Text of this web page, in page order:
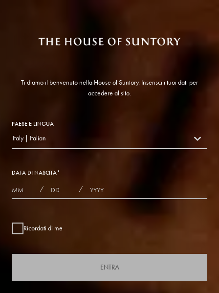
Ti diamo il benvenuto nella House of Suntory. Inserisci i tuoi dati per
accedere al sito.
PAESE E LINGUA
countryDropdown
Italy | Italian
DATA DI NASCITA*
MONTHS
/ DAYS / YEAR
Ricordati di me
ENTRA